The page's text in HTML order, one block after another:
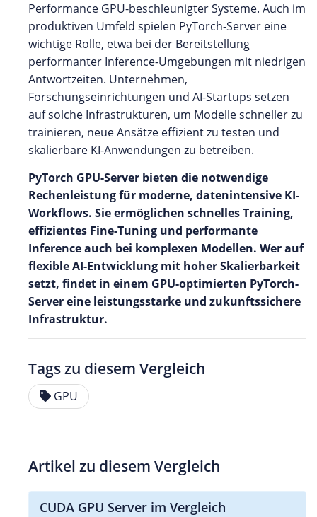
Performance GPU-beschleunigter Systeme. Auch im
produktiven Umfeld spielen PyTorch-Server eine
wichtige Rolle, etwa bei der Bereitstellung
performanter Inference-Umgebungen mit niedrigen
Antwortzeiten. Unternehmen,
Forschungseinrichtungen und AI-Startups setzen
auf solche Infrastrukturen, um Modelle schneller zu
trainieren, neue Ansätze effizient zu testen und
skalierbare KI-Anwendungen zu betreiben.
PyTorch GPU-Server bieten die notwendige
Rechenleistung für moderne, datenintensive KI-
Workflows. Sie ermöglichen schnelles Training,
effizientes Fine-Tuning und performante
Inference auch bei komplexen Modellen. Wer auf
flexible AI-Entwicklung mit hoher Skalierbarkeit
setzt, findet in einem GPU-optimierten PyTorch-
Server eine leistungsstarke und zukunftssichere
Infrastruktur.
Tags zu diesem Vergleich
GPU
Artikel zu diesem Vergleich
CUDA GPU Server im Vergleich